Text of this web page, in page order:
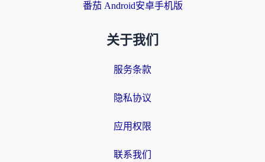
番茄 Android安卓手机版
关于我们
服务条款
隐私协议
应用权限
联系我们